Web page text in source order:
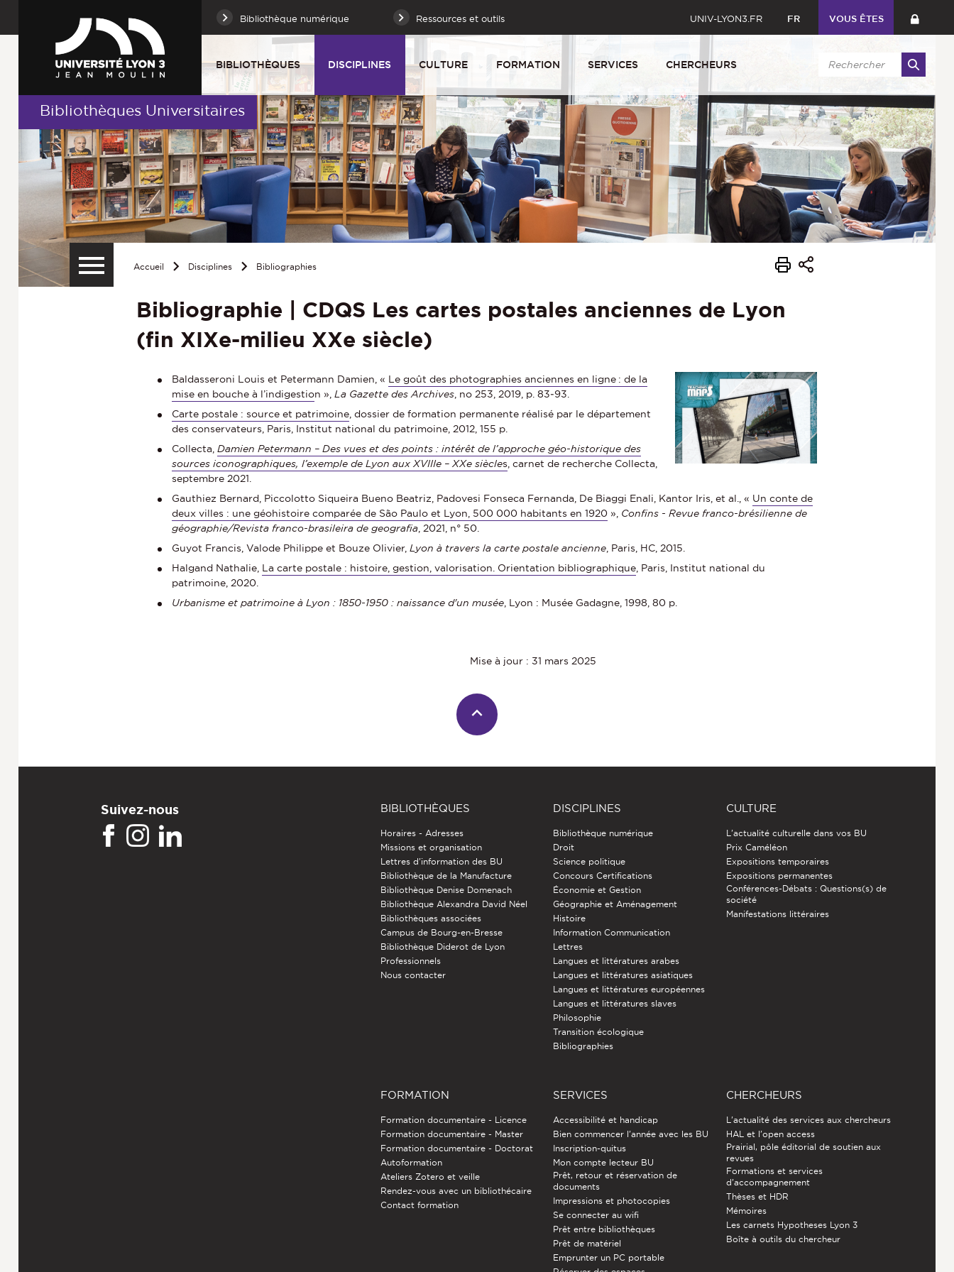
Bibliothèque numérique Ressources et outils UNIV-LYON3.FR FR VOUS ÊTES
BIBLIOTHÈQUES DISCIPLINES CULTURE FORMATION SERVICES CHERCHEURS
Bibliothèques Universitaires
Accueil Disciplines Bibliographies
Bibliographie | CDQS Les cartes postales anciennes de Lyon
(fin XIXe-milieu XXe siècle)
Baldasseroni Louis et Petermann Damien, « Le goût des photographies anciennes en ligne : de la
mise en bouche à l’indigestion »,La Gazette des Archives , no 253, 2019, p. 83‑93.
Carte postale : source et patrimoine , dossier de formation permanente réalisé par le département
des conservateurs, Paris, Institut national du patrimoine, 2012, 155 p.
Collecta,Damien Petermann – Des vues et des points : intérêt de l’approche géo-historique des
sources iconographiques, l’exemple de Lyon aux XVIIIe – XXe siècles , carnet de recherche Collecta,
septembre 2021.
Gauthiez Bernard, Piccolotto Siqueira Bueno Beatriz, Padovesi Fonseca Fernanda, De Biaggi Enali, Kantor Iris, et al., « Un conte de
deux villes : une géohistoire comparée de São Paulo et Lyon, 500 000 habitants en 1920 », Confins - Revue franco-brésilienne de
géographie/Revista franco-brasileira de geografia , 2021, n° 50.
Guyot Francis, Valode Philippe et Bouze Olivier,Lyon à travers la carte postale ancienne , Paris, HC, 2015.
Halgand Nathalie, La carte postale : histoire, gestion, valorisation. Orientation bibliographique , Paris, Institut national du
patrimoine, 2020.
Urbanisme et patrimoine à Lyon : 1850-1950 : naissance d'un musée , Lyon : Musée Gadagne, 1998, 80 p.
Mise à jour : 31 mars 2025
Suivez-nous BIBLIOTHÈQUES
Horaires - Adresses
Missions et organisation
Lettres d'information des BU
Bibliothèque de la Manufacture
Bibliothèque Denise Domenach
Bibliothèque Alexandra David Néel
Bibliothèques associées
Campus de Bourg-en-Bresse
Bibliothèque Diderot de Lyon
Professionnels
Nous contacter
DISCIPLINES
Bibliothèque numérique
Droit
Science politique
Concours Certifications
Économie et Gestion
Géographie et Aménagement
Histoire
Information Communication
Lettres
Langues et littératures arabes
Langues et littératures asiatiques
Langues et littératures européennes
Langues et littératures slaves
Philosophie
Transition écologique
Bibliographies
CULTURE
L'actualité culturelle dans vos BU
Prix Caméléon
Expositions temporaires
Expositions permanentes
Conférences-Débats : Questions(s) de
société
Manifestations littéraires
FORMATION
Formation documentaire - Licence
Formation documentaire - Master
Formation documentaire - Doctorat
Autoformation
Ateliers Zotero et veille
Rendez-vous avec un bibliothécaire
Contact formation
SERVICES
Accessibilité et handicap
Bien commencer l'année avec les BU
Inscription-quitus
Mon compte lecteur BU
Prêt, retour et réservation de
documents
Impressions et photocopies
Se connecter au wifi
Prêt entre bibliothèques
Prêt de matériel
Emprunter un PC portable
CHERCHEURS
L'actualité des services aux chercheurs
HAL et l'open access
Prairial, pôle éditorial de soutien aux
revues
Formations et services
d’accompagnement
Thèses et HDR
Mémoires
Les carnets Hypotheses Lyon 3
Boîte à outils du chercheur